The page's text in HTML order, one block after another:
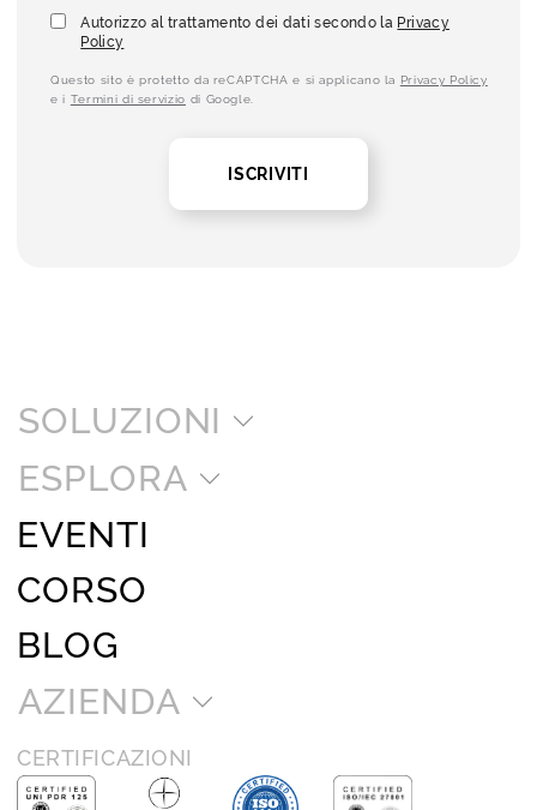
Autorizzo al trattamento dei dati secondo la Privacy
Policy
Questo sito è protetto da reCAPTCHA e si applicano la Privacy Policy
e i Termini di servizio di Google.
ISCRIVITI
SOLUZIONI
ESPLORA
EVENTI
CORSO
BLOG
AZIENDA
CERTIFICAZIONI